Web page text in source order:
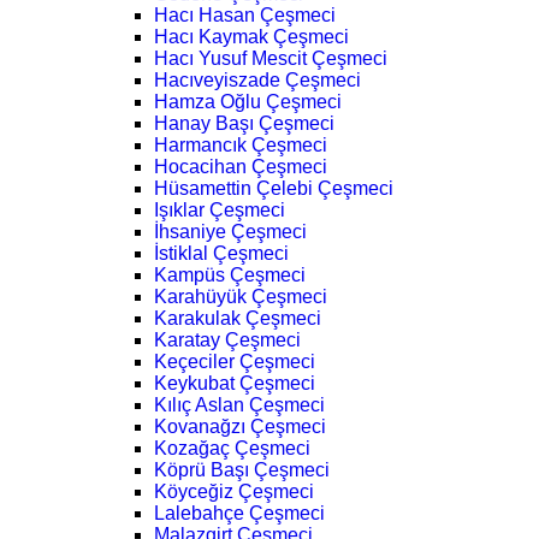
Hacı Hasan Çeşmeci
Hacı Kaymak Çeşmeci
Hacı Yusuf Mescit Çeşmeci
Hacıveyiszade Çeşmeci
Hamza Oğlu Çeşmeci
Hanay Başı Çeşmeci
Harmancık Çeşmeci
Hocacihan Çeşmeci
Hüsamettin Çelebi Çeşmeci
Işıklar Çeşmeci
İhsaniye Çeşmeci
İstiklal Çeşmeci
Kampüs Çeşmeci
Karahüyük Çeşmeci
Karakulak Çeşmeci
Karatay Çeşmeci
Keçeciler Çeşmeci
Keykubat Çeşmeci
Kılıç Aslan Çeşmeci
Kovanağzı Çeşmeci
Kozağaç Çeşmeci
Köprü Başı Çeşmeci
Köyceğiz Çeşmeci
Lalebahçe Çeşmeci